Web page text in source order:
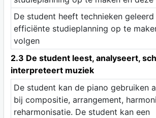
De student heeft technieken geleerd
efficiënte studieplanning op te
volgen
2.3 De student leest, analyseert,
interpreteert muziek
De student kan de piano gebruiken
bij compositie, arrangement,
reharmonisatie. De student kan een